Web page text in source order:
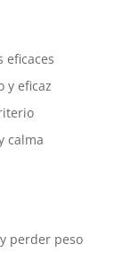
eficaces
y eficaz
calma
perder peso